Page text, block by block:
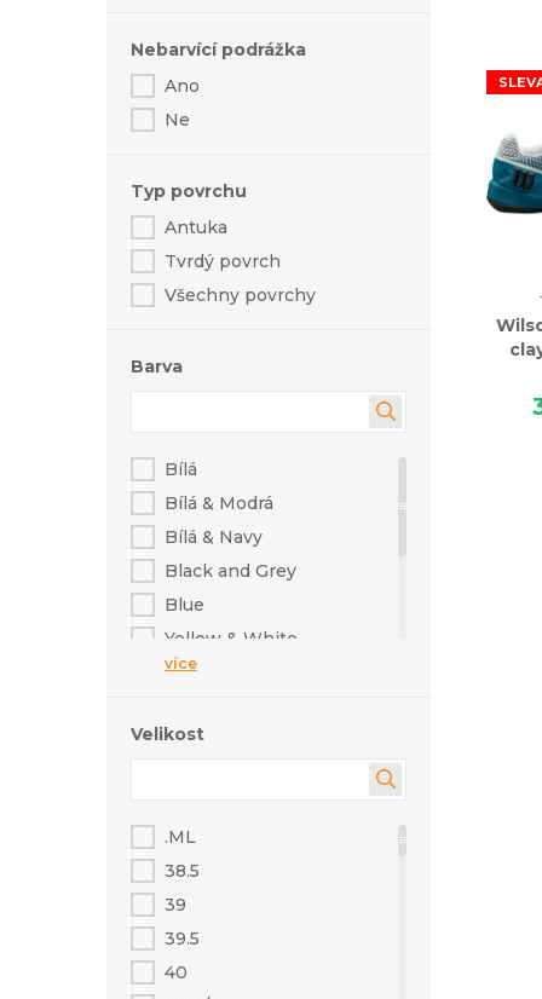
Nebarvící podrážka
Ano
Ne
Typ povrchu
Antuka
Tvrdý povrch
Všechny povrchy
Barva
Bílá
Bílá & Modrá
Bílá & Navy
Black and Grey
Blue
Yellow & White
Černá & Bílá
Modrá & Tyrkysová
více
Velikost
.ML
38.5
39
39.5
40